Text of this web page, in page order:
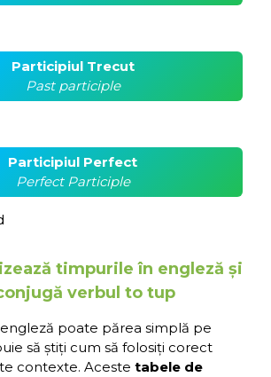
Participiul Trecut
Past participle
Participiul Perfect
Perfect Participle
timpurile în engleză și
verbul to tup
poate părea simplă pe
să știți cum să folosiți corect
contexte. Aceste tabele de